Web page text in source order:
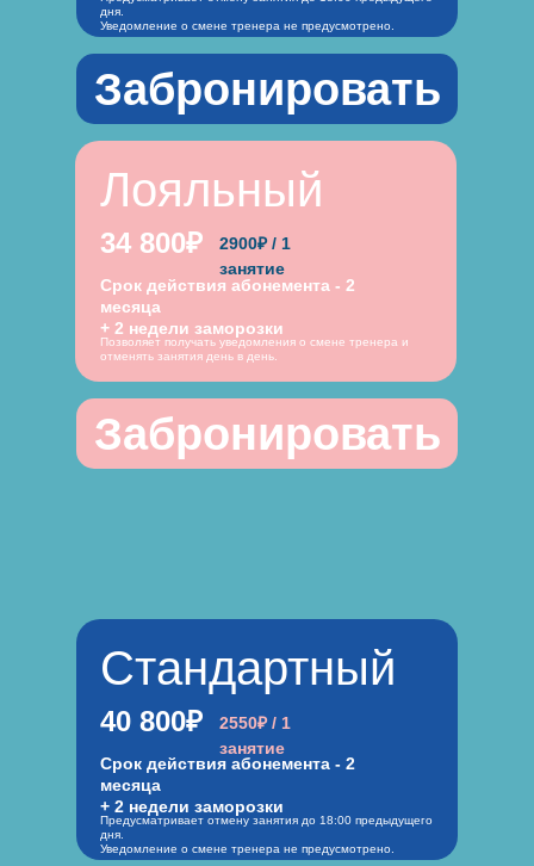
дня.
Уведомление о смене тренера не предусмотрено.
Позволяет получать уведомления о смене тренера и
отменять занятия день в день.
34 800₽
Срок действия абонемента - 2
месяца
+ 2 недели заморозки
2900₽ / 1
занятие
Лояльный
Забронировать
Забронировать
Предусматривает отмену занятия до 18:00 предыдущего
дня.
Уведомление о смене тренера не предусмотрено.
40 800₽
Срок действия абонемента - 2
месяца
+ 2 недели заморозки
2550₽ / 1
занятие
Стандартный